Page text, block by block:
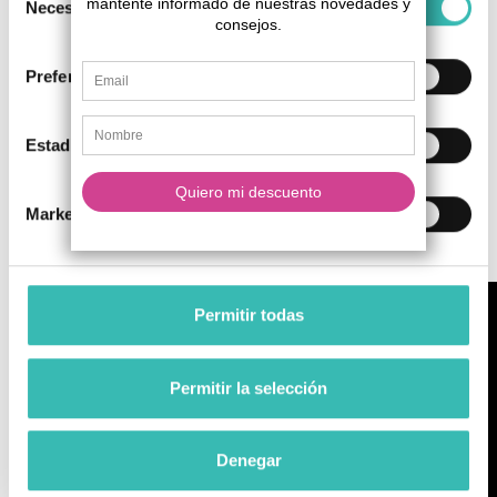
Necesarias
Preferencias
Estadística
Marketing
Permitir todas
Permitir la selección
Denegar
Certificaciones
2-67, ISO 80601-2-
2007, ISO 10993-1,
ISO 10993-10:
2010, ISO 10993-5:
2009, ISO 13485:
2015/863